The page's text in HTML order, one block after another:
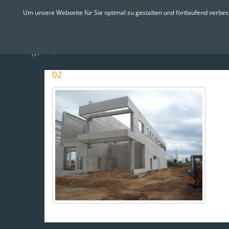
02
Um unsere Webseite für Sie optimal zu gestalten und fortlaufend